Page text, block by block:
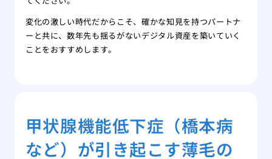
変化の激しい時代だからこそ、確かな知見を持つパートナ
ーと共に、数年先も揺るがないデジタル資産を築いていく
ことをおすすめします。
甲状腺機能低下症（橋本病
など）が引き起こす薄毛の